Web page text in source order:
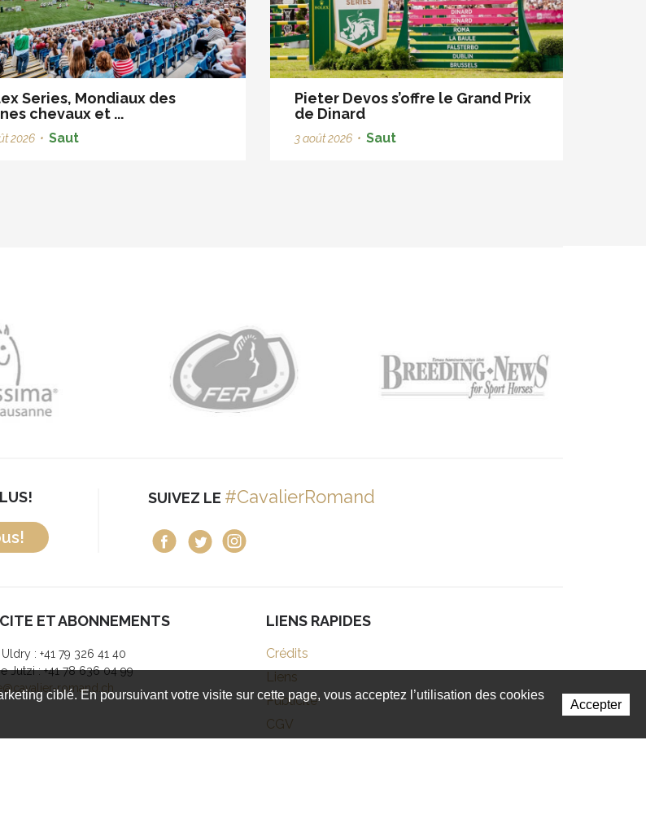
Series, Mondiaux des
chevaux et ...
2026 • Saut
Pieter Devos s’offre le Grand Prix
de Dinard
3 août 2026 • Saut
SUIVEZ LE #CavalierRomand
ET ABONNEMENTS
: +41 79 326 41 40
Jutzi : +41 78 636 04 99
romand.ch
LIENS RAPIDES
Crédits
Liens
Publicité
CGV
ciblé. En poursuivant votre visite sur cette page, vous acceptez l’utilisation des cookies
Accepter